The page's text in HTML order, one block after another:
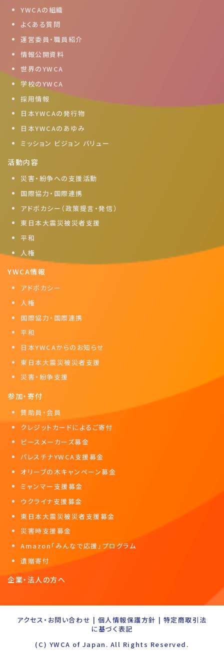
YWCAの組織
よくある質問
運営委員・職員紹介
情報公開資料
世界のYWCA
学校のYWCA
採用情報
日本YWCAの発行物
日本YWCAのあゆみ
ミッション ビジョン バリュー
活動内容
災害・紛争への支援活動
国際協力・国際連携
アドボカシー（政策提言・発信）
東日本大震災被災者支援
平和
人権
YWCA情報
アドボカシー
人権
国際協力・国際連携
平和
日本YWCAからのお知らせ
東日本大震災被災者支援
災害・紛争支援
参加・寄付
賛助員・会員
クレジットカードによるご寄付
ピースメーカーズ募金
パレスチナYWCA支援募金
オリーブの木キャンペーン募金
ミャンマー支援募金
ウクライナ支援募金
東日本大震災被災者支援募金
災害時支援募金
Amazon「みんなで応援」プログラム
遺贈寄付
企業・法人の方へ
アクセス・お問い合わせ | 個人情報保護方針 | 特定商取引法
に基づく表記
(C) YWCA of Japan. All Rights Reserved.